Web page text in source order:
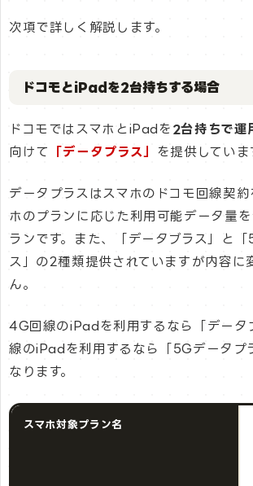
次項で詳しく解説します。
ドコモとiPadを2台持ちする場合
ドコモではスマホとiPadを 2台持ちで運
向けて
「データプラス」 を提供していま
データプラスはスマホのドコモ回線契
ホのプランに応じた利用可能データ量
ランです。また、「データブラス」と
ス」の2種類提供されていますが内容に
ん。
4G回線のiPadを利用するなら「データ
線のiPadを利用するなら「5Gデータプ
なります。
スマホ対象プラン名